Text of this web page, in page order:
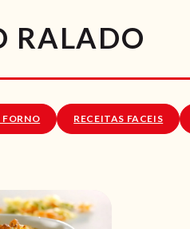
RALADO
FORNO RECEITAS FACEIS